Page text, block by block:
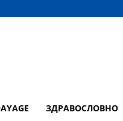
ЗДРАВОСЛОВНО